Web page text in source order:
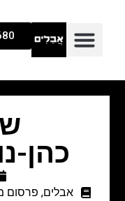
כהן-
אבלים, פרסום